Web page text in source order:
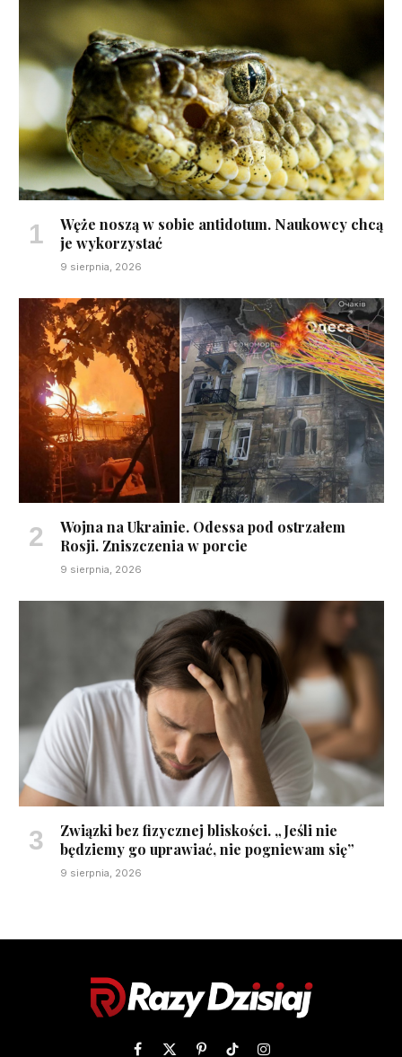
Węże noszą w sobie antidotum. Naukowcy chcą
je wykorzystać
9 sierpnia, 2026
Wojna na Ukrainie. Odessa pod ostrzałem
Rosji. Zniszczenia w porcie
9 sierpnia, 2026
Związki bez fizycznej bliskości. „Jeśli nie
będziemy go uprawiać, nie pogniewam się”
9 sierpnia, 2026